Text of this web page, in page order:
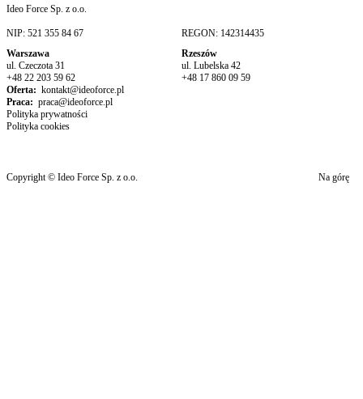
Ideo Force Sp. z o.o.
NIP: 521 355 84 67
REGON: 142314435
Warszawa
ul. Czeczota 31
+48 22 203 59 62
Rzeszów
ul. Lubelska 42
+48 17 860 09 59
Oferta: kontakt@ideoforce.pl
Praca: praca@ideoforce.pl
Polityka prywatności
Polityka cookies
Copyright © Ideo Force Sp. z o.o. Na górę